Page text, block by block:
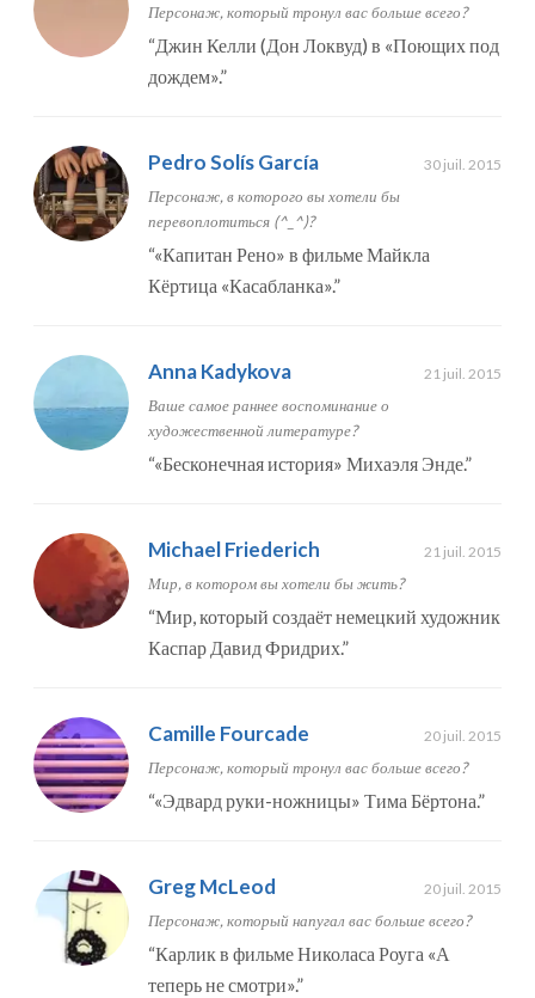
Персонаж, который тронул вас больше всего?
“Джин Келли (Дон Локвуд) в «Поющих под
дождем».”
Pedro Solís García 30 juil. 2015
Персонаж, в которого вы хотели бы
перевоплотиться (^_^)?
“«Капитан Рено» в фильме Майкла
Кёртица «Касабланка».”
Anna Kadykova 21 juil. 2015
Ваше самое раннее воспоминание о
художественной литературе?
“«Бесконечная история» Михаэля Энде.”
Michael Friederich 21 juil. 2015
Мир, в котором вы хотели бы жить?
“Мир, который создаёт немецкий художник
Каспар Давид Фридрих.”
Camille Fourcade 20 juil. 2015
Персонаж, который тронул вас больше всего?
“«Эдвард руки-ножницы» Тима Бёртона.”
Greg McLeod 20 juil. 2015
Персонаж, который напугал вас больше всего?
“Карлик в фильме Николаса Роуга «А
теперь не смотри».”